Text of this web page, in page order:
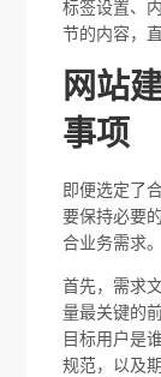
标签设置、
节的内容，
网站
事项
即便选定了
要保持必要
合业务需求。
首先，需求
量最关键的
目标用户是
规范，以及